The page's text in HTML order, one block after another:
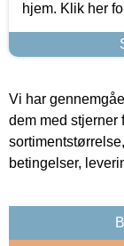
hjem. Klik her
Vi har
dem med stjerner
betingelser,